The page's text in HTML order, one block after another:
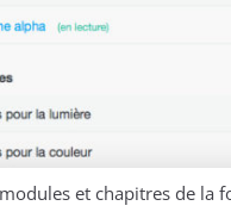
et chapitres de la